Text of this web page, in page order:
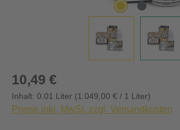
Regulärer Preis:
10,49 €
Inhalt: 0.01 Liter (1.049,00 € / 1 Liter)
Preise inkl. MwSt. zzgl. Versandkosten